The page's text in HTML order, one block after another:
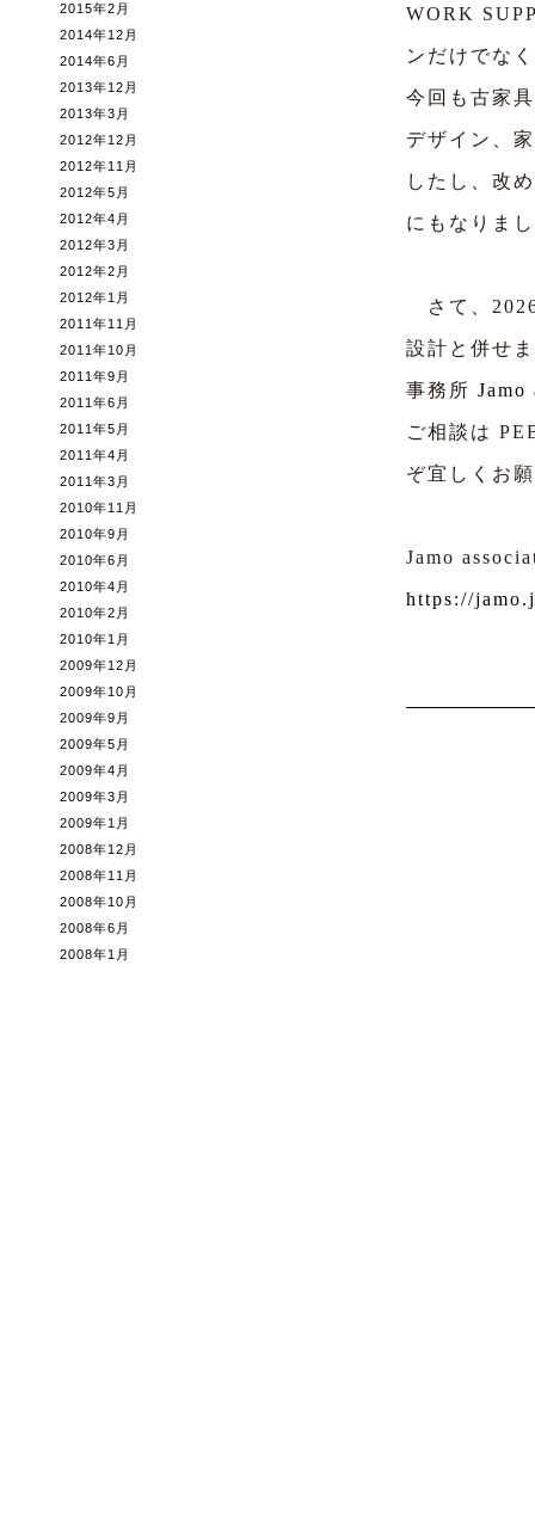
2015年2月
2014年12月
2014年6月
2013年12月
2013年3月
2012年12月
2012年11月
2012年5月
2012年4月
2012年3月
2012年2月
2012年1月
2011年11月
2011年10月
2011年9月
2011年6月
2011年5月
2011年4月
2011年3月
2010年11月
2010年9月
2010年6月
2010年4月
2010年2月
2010年1月
2009年12月
2009年10月
2009年9月
2009年5月
2009年4月
2009年3月
2009年1月
2008年12月
2008年11月
2008年10月
2008年6月
2008年1月
WORK
ンだけでな
今回も古家
デザイン、
したし、改
にもなりま
さて、
設計と併せ
事務所 Jamo
ご相談は
ぞ宜しくお
Jamo
https://